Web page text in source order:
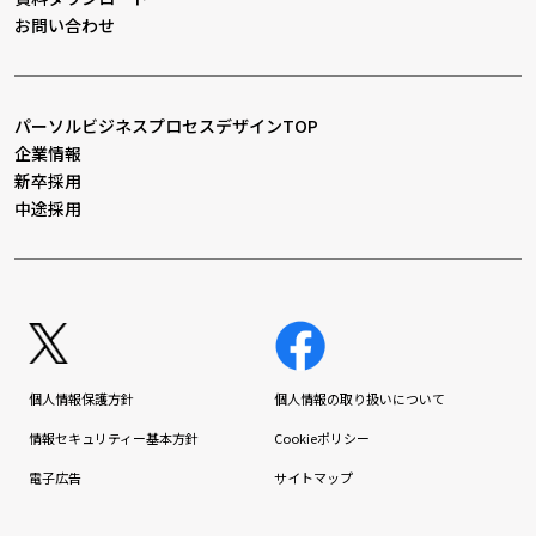
お問い合わせ
パーソルビジネスプロセスデザインTOP
企業情報
新卒採用
中途採用
個人情報保護方針 個人情報の取り扱いについて
情報セキュリティー基本方針 Cookieポリシー
電子広告 サイトマップ